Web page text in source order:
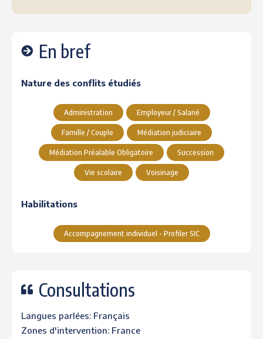
En bref
Nature des conflits étudiés
Administration Employeur / Salarié
Famille / Couple Médiation judiciaire
Médiation Préalable Obligatoire Succession
Vie scolaire Voisinage
Habilitations
Accompagnement individuel - Profiler SIC
Consultations
Langues parlées: Français
Zones d'intervention: France